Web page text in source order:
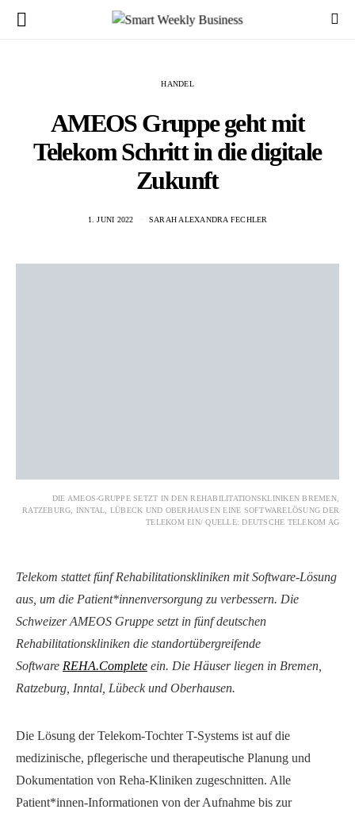
HANDEL
AMEOS Gruppe geht mit
Telekom Schritt in die digitale
Zukunft
1. JUNI 2022 SARAH ALEXANDRA FECHLER
DIE AMEOS-GRUPPE SETZT IN DEN REHABILITATIONSKLINIKEN BREMEN,
RATZEBURG, INNTAL, LÜBECK UND OBERHAUSEN EINE SOFTWARELÖSUNG DER
TELEKOM EIN/ QUELLE: DEUTSCHE TELEKOM AG
Telekom stattet fünf Rehabilitationskliniken mit Software-Lösung
aus, um die Patient*innenversorgung zu verbessern. Die
Schweizer AMEOS Gruppe setzt in fünf deutschen
Rehabilitationskliniken die standortübergreifende
Software REHA.Complete ein. Die Häuser liegen in Bremen,
Ratzeburg, Inntal, Lübeck und Oberhausen.
Die Lösung der Telekom-Tochter T-Systems ist auf die
medizinische, pflegerische und therapeutische Planung und
Dokumentation von Reha-Kliniken zugeschnitten. Alle
Patient*innen-Informationen von der Aufnahme bis zur